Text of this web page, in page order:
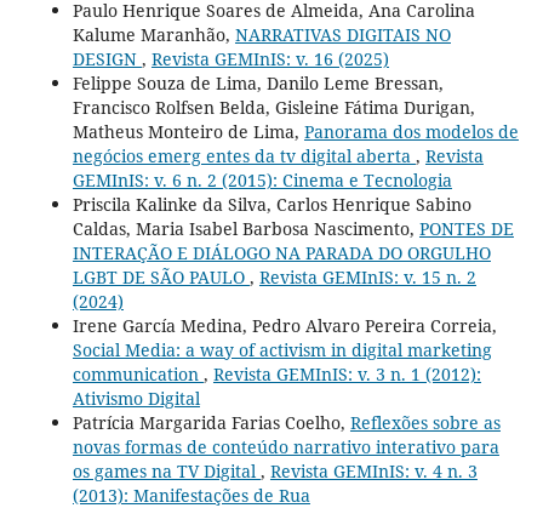
Paulo Henrique Soares de Almeida, Ana Carolina
Kalume Maranhão, NARRATIVAS DIGITAIS NO
DESIGN , Revista GEMInIS: v. 16 (2025)
Felippe Souza de Lima, Danilo Leme Bressan,
Francisco Rolfsen Belda, Gisleine Fátima Durigan,
Matheus Monteiro de Lima, Panorama dos modelos de
negócios emerg entes da tv digital aberta , Revista
GEMInIS: v. 6 n. 2 (2015): Cinema e Tecnologia
Priscila Kalinke da Silva, Carlos Henrique Sabino
Caldas, Maria Isabel Barbosa Nascimento, PONTES DE
INTERAÇÃO E DIÁLOGO NA PARADA DO ORGULHO
LGBT DE SÃO PAULO , Revista GEMInIS: v. 15 n. 2
(2024)
Irene García Medina, Pedro Alvaro Pereira Correia,
Social Media: a way of activism in digital marketing
communication , Revista GEMInIS: v. 3 n. 1 (2012):
Ativismo Digital
Patrícia Margarida Farias Coelho, Reflexões sobre as
novas formas de conteúdo narrativo interativo para
os games na TV Digital , Revista GEMInIS: v. 4 n. 3
(2013): Manifestações de Rua